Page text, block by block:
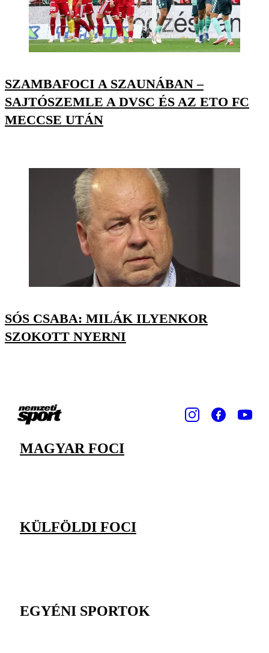
SZAMBAFOCI A SZAUNÁBAN –
SAJTÓSZEMLE A DVSC ÉS AZ ETO FC
MECCSE UTÁN
SÓS CSABA: MILÁK ILYENKOR
SZOKOTT NYERNI
MAGYAR FOCI
KÜLFÖLDI FOCI
EGYÉNI SPORTOK